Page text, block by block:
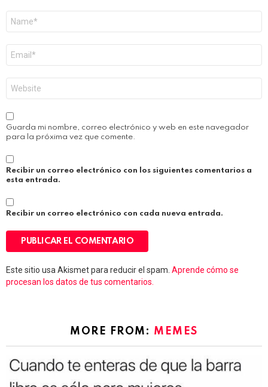
electrónico
*
Guarda mi nombre, correo electrónico y web en este navegador
para la próxima vez que comente.
Recibir un correo electrónico con los siguientes comentarios a
esta entrada.
Recibir un correo electrónico con cada nueva entrada.
Este sitio usa Akismet para reducir el spam. Aprende cómo se
procesan los datos de tus comentarios.
MORE FROM: MEMES